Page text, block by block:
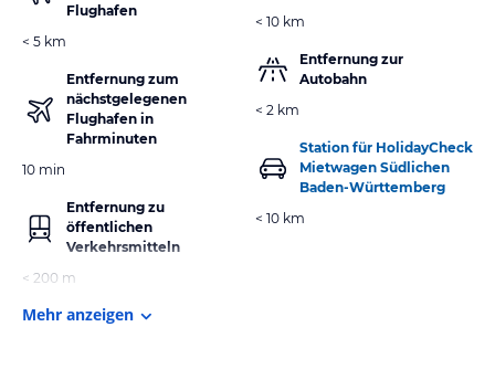
Flughafen
< 5 km
Entfernung zum
nächstgelegenen
Flughafen in
Fahrminuten
10 min
Entfernung zu
öffentlichen
Verkehrsmitteln
< 200 m
< 10 km
Entfernung zur
Autobahn
< 2 km
Station für HolidayCheck
Mietwagen Südlichen
Baden-Württemberg
< 10 km
Mehr anzeigen